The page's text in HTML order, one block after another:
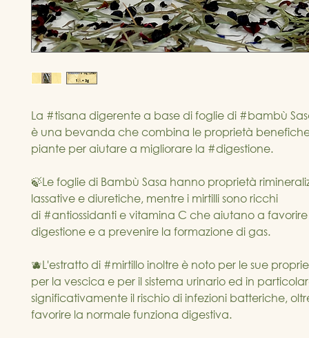
La #tisana digerente a base di foglie di #bambù
è una bevanda che combina le proprietà
piante per aiutare a migliorare la #digestione.
🍃Le foglie di Bambù Sasa hanno proprietà
lassative e diuretiche, mentre i mirtilli sono ricchi
di #antiossidanti e vitamina C che aiutano a
digestione e a prevenire la formazione di gas.
🫐L'estratto di #mirtillo inoltre è noto per le sue
per la vescica e per il sistema urinario ed in
significativamente il rischio di infezioni batteriche,
favorire la normale funziona digestiva.